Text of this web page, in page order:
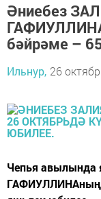
Әниебез
бәйрәме –
Ильнур, 26
Чепья авылында
ГАФИУЛЛИНАның